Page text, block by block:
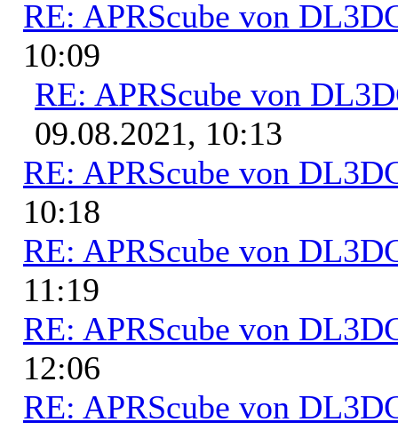
RE: APRScube von
10:09
RE: APRScube von
09.08.2021, 10:13
RE: APRScube von
10:18
RE: APRScube von
11:19
RE: APRScube von
12:06
RE: APRScube von